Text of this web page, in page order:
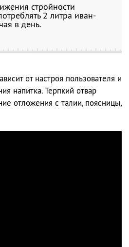
стройности
2 литра иван-
в день.
от настроя пользователя и
напитка. Терпкий отвар
отложения с талии, поясницы,